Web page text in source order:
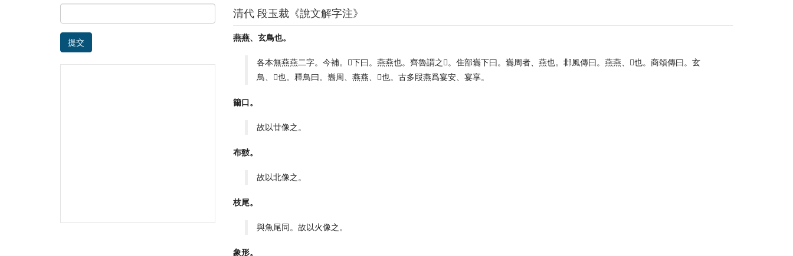
清代 段玉裁《說文解字注》
燕燕、玄鳥也。
各本無燕燕二字。今補。𠃉下曰。燕燕也。齊魯謂之𠃉。隹部巂下曰。巂周者、燕也。邶風傳曰。燕燕、𠃉也。商頌傳曰。玄
鳥、𠃉也。釋鳥曰。巂周、燕燕、𠃉也。古多叚燕爲宴安、宴享。
籋口。
故以廿像之。
布翄。
故以北像之。
枝尾。
與魚尾同。故以火像之。
象形。
提交